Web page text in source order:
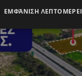
ΕΜΦΆΝΙΣΗ